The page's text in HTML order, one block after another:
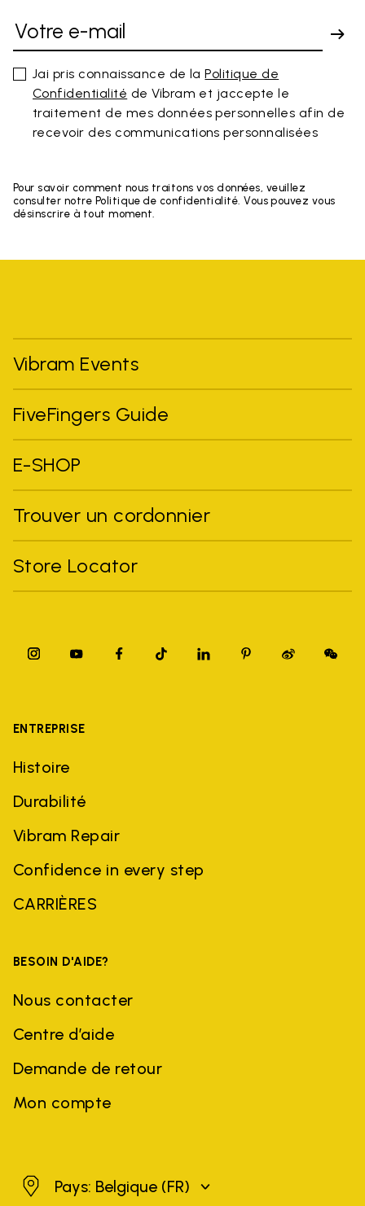
Jai pris connaissance de laPolitique de
Confidentialité de Vibram et jaccepte le
traitement de mes données personnelles afin de
recevoir des communications personnalisées
Pour savoir comment nous traitons vos données, veuillez
consulter notre Politique de confidentialité. Vous pouvez vous
désinscrire à tout moment.
Vibram Events
FiveFingers Guide
E-SHOP
Trouver un cordonnier
Store Locator
ENTREPRISE
Histoire
Durabilité
Vibram Repair
Confidence in every step
CARRIÈRES
BESOIN D'AIDE?
Nous contacter
Centre d’aide
Demande de retour
Mon compte
BelgiquePays: Belgique (FR)